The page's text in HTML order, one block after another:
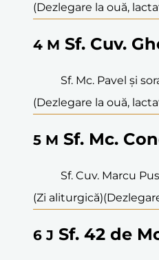
(Dezlegare la ouă,
4 M Sf. Cuv.
Sf. Mc. Pavel și
(Dezlegare la ouă,
5 M Sf. Mc.
Sf. Cuv. Marcu
(Zi aliturgică)
6 J Sf. 42 de